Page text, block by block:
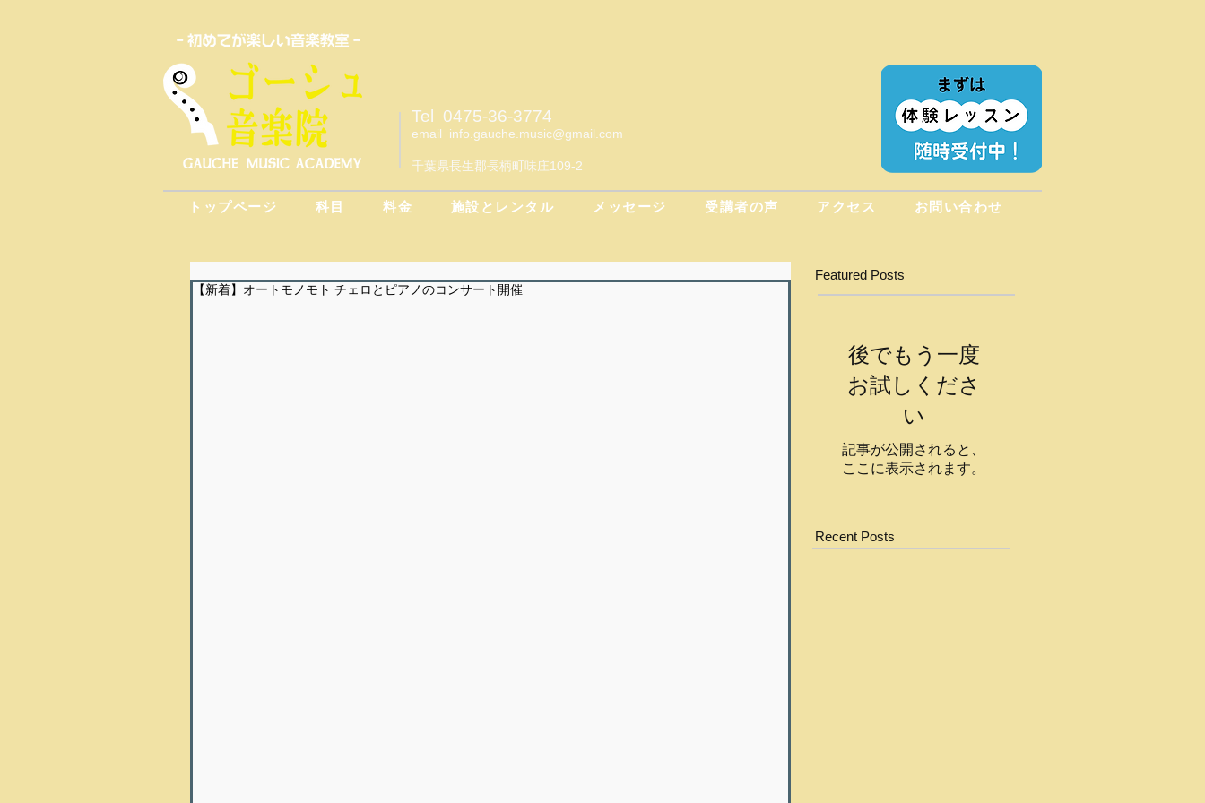
Tel 0475-36-3774
email info.gauche.music@gmail.com
千葉県長生郡長柄町味庄109-2
トップページ 科目 料金 施設とレンタル メッセージ 受講者の声 アクセス お問い合わせ
【新着】オートモノモト チェロとピアノのコンサート開催
Featured Posts
後でもう一度
お試しくださ
い
記事が公開されると、
ここに表示されます。
Recent Posts